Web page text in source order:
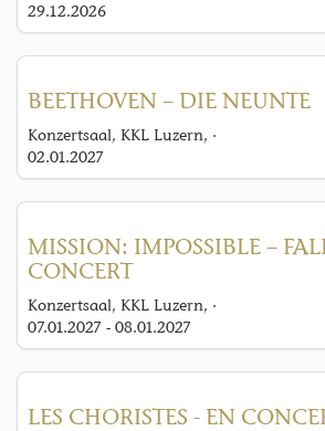
29.12.2026
BEETHOVEN – DIE NEUNTE
Konzertsaal, KKL Luzern, ·
02.01.2027
MISSION: IMPOSSIBLE –
CONCERT
Konzertsaal, KKL Luzern, ·
07.01.2027 - 08.01.2027
LES CHORISTES - EN